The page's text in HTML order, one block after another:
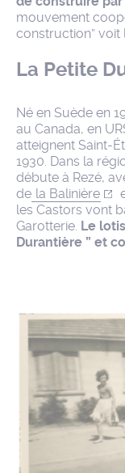
mouvement
construction” voit
La Petite
Né en Suède en
au Canada, en
atteignent Saint-
1930. Dans la
débute à Rezé,
de la Balinière
les Castors vont
Garotterie. Le
Durantière ” et